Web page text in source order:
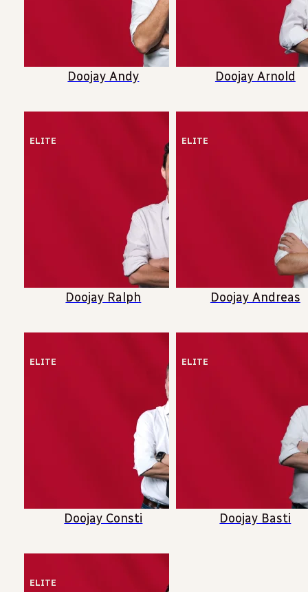
Doojay Andy Doojay Arnold
ELITE
Doojay Ralph
ELITE
Doojay Andreas
ELITE
Doojay Consti
ELITE
Doojay Basti
ELITE